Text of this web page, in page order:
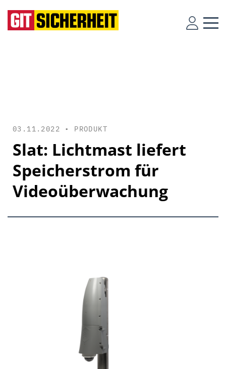
03.11.2022 • PRODUKT
Slat: Lichtmast liefert
Speicherstrom für
Videoüberwachung